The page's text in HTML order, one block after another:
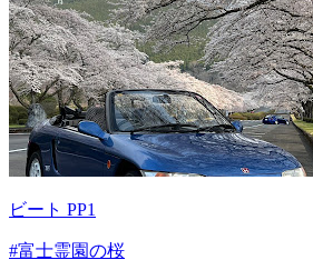
ビート PP1
#富士霊園の桜